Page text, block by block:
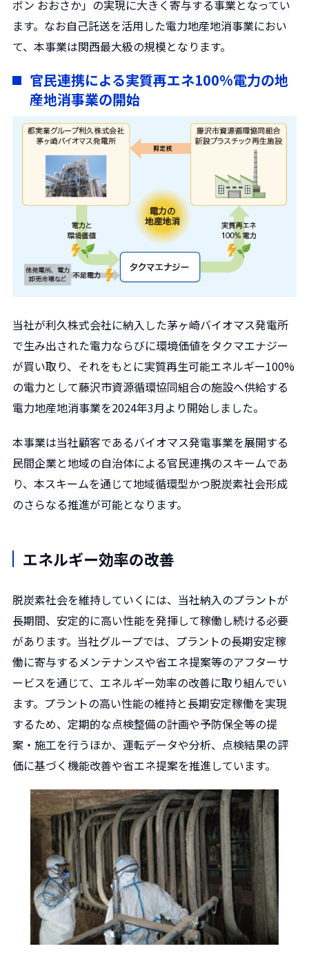
ボン おおさか」の実現に大きく寄与する事業となってい
ます。なお自己託送を活用した電力地産地消事業におい
て、本事業は関西最大級の規模となります。
官民連携による実質再エネ100%電力の地
産地消事業の開始
当社が利久株式会社に納入した茅ヶ崎バイオマス発電所
で生み出された電力ならびに環境価値をタクマエナジー
が買い取り、それをもとに実質再生可能エネルギー100%
の電力として藤沢市資源循環協同組合の施設へ供給する
電力地産地消事業を2024年3月より開始しました。
本事業は当社顧客であるバイオマス発電事業を展開する
民間企業と地域の自治体による官民連携のスキームであ
り、本スキームを通じて地域循環型かつ脱炭素社会形成
のさらなる推進が可能となります。
エネルギー効率の改善
脱炭素社会を維持していくには、当社納入のプラントが
長期間、安定的に高い性能を発揮して稼働し続ける必要
があります。当社グループでは、プラントの長期安定稼
働に寄与するメンテナンスや省エネ提案等のアフターサ
ービスを通じて、エネルギー効率の改善に取り組んでい
ます。プラントの高い性能の維持と長期安定稼働を実現
するため、定期的な点検整備の計画や予防保全等の提
案・施工を行うほか、運転データや分析、点検結果の評
価に基づく機能改善や省エネ提案を推進しています。